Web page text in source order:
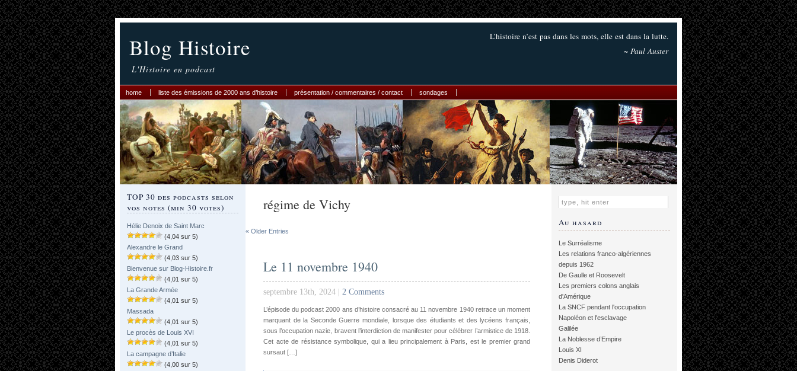
Blog Histoire
L'Histoire en podcast
L’histoire n’est pas dans les mots, elle est dans la lutte.
~ Paul Auster
home liste des émissions de 2000 ans d’histoire présentation / commentaires / contact sondages
TOP 30 des podcasts selon
vos notes (min 30 votes)
Hélie Denoix de Saint Marc
(4,04 sur 5)
Alexandre le Grand
(4,03 sur 5)
Bienvenue sur Blog-Histoire.fr
(4,01 sur 5)
La Grande Armée
(4,01 sur 5)
Massada
(4,01 sur 5)
Le procès de Louis XVI
(4,01 sur 5)
La campagne d’Italie
(4,00 sur 5)
régime de Vichy
« Older Entries
Le 11 novembre 1940
septembre 13th, 2024 | 2 Comments
L’épisode du podcast 2000 ans d’histoire consacré au 11 novembre 1940 retrace un moment
marquant de la Seconde Guerre mondiale, lorsque des étudiants et des lycéens français,
sous l’occupation nazie, bravent l’interdiction de manifester pour célébrer l’armistice de 1918.
Cet acte de résistance symbolique, qui a lieu principalement à Paris, est le premier grand
sursaut […]
Au hasard
Le Surréalisme
Les relations franco-algériennes
depuis 1962
De Gaulle et Roosevelt
Les premiers colons anglais
d'Amérique
La SNCF pendant l'occupation
Napoléon et l'esclavage
Galilée
La Noblesse d’Empire
Louis XI
Denis Diderot